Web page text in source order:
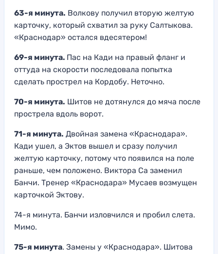
63-я минута. Волкову получил вторую желтую
карточку, который схватил за руку Салтыкова.
«Краснодар» остался вдесятером!
69-я минута. Пас на Кади на правый фланг и
оттуда на скорости последовала попытка
сделать прострел на Кордобу. Неточно.
70-я минута. Шитов не дотянулся до мяча после
прострела вдоль ворот.
71-я минута. Двойная замена «Краснодара».
Кади ушел, а Эктов вышел и сразу получил
желтую карточку, потому что появился на поле
раньше, чем положено. Виктора Са заменил
Банчи. Тренер «Краснодара» Мусаев возмущен
карточкой Эктову.
74-я минута. Банчи изловчился и пробил слета.
Мимо.
75-я минута. Замены у «Краснодара». Шитова